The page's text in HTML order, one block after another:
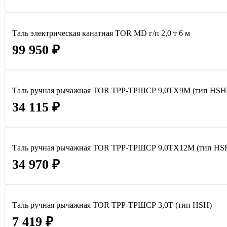
Таль электрическая канатная TOR MD г/п 2,0 т 6 м
99 950 ₽
Таль ручная рычажная TOR ТРР-ТРШСР 9,0ТХ9М (тип
34 115 ₽
Таль ручная рычажная TOR ТРР-ТРШСР 9,0ТХ12М (тип
34 970 ₽
Таль ручная рычажная TOR ТРР-ТРШСР 3,0Т (тип HSH)
7 419 ₽